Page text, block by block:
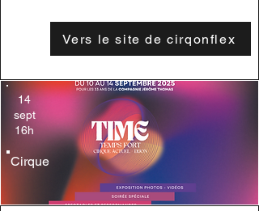
Vers le site de cirqonflex
14
sept
16h
Cirque